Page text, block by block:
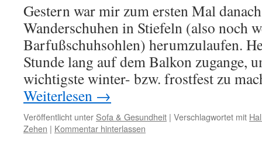
Gestern war mir zum ersten Mal
Wanderschuhen in Stiefeln (also noch
Barfußschuhsohlen) herumzulaufen.
Stunde lang auf dem Balkon zugange,
wichtigste winter- bzw. frostfest zu
Weiterlesen →
Veröffentlicht unter Sofa & Gesundheit | Verschlagwortet mit
Zehen | Kommentar hinterlassen